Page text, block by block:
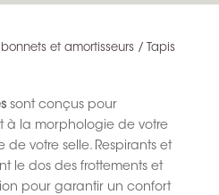
et amortisseurs / Tapis
sont conçus pour
à la morphologie de votre
votre selle. Respirants et
le dos des frottements et
pour garantir un confort